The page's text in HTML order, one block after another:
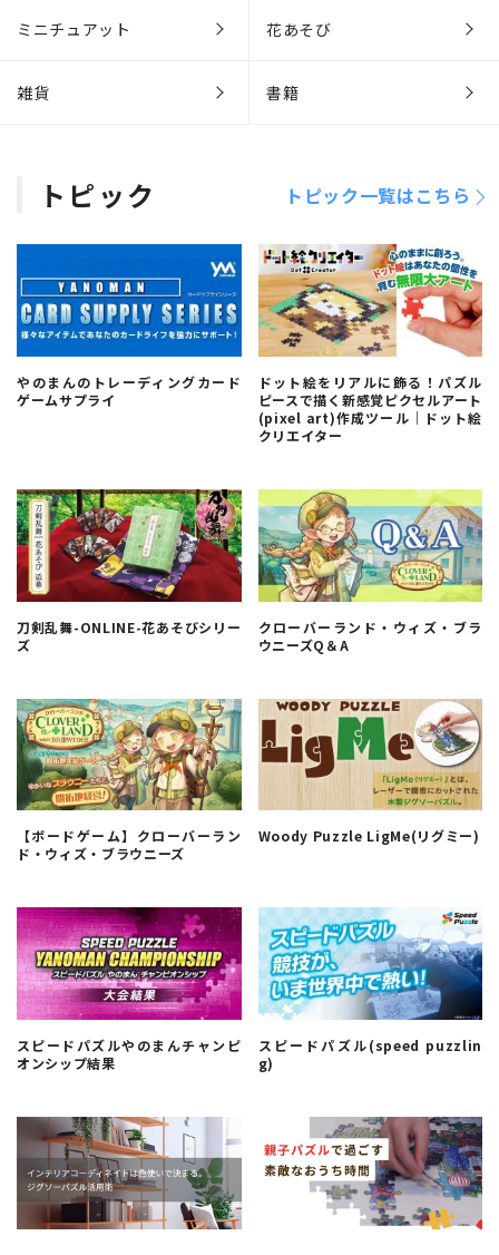
ミニチュアット 花あそび
雑貨 書籍
トピック トピック一覧はこちら
やのまんのトレーディングカード
ゲームサプライ
ドット絵をリアルに飾る！パズル
ピースで描く新感覚ピクセルアート
(pixel art)作成ツール｜ドット絵
クリエイター
刀剣乱舞-ONLINE-花あそびシリー
ズ
クローバーランド・ウィズ・ブラ
ウニーズQ＆A
【ボードゲーム】クローバーラン
ド・ウィズ・ブラウニーズ
Woody Puzzle LigMe(リグミー)
スピードパズルやのまんチャンピ
オンシップ結果
スピードパズル(speed puzzlin
g)